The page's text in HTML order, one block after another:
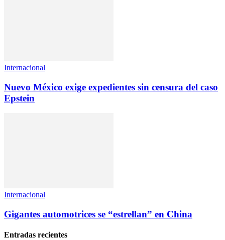
Internacional
Nuevo México exige expedientes sin censura del caso
Epstein
Internacional
Gigantes automotrices se “estrellan” en China
Entradas recientes